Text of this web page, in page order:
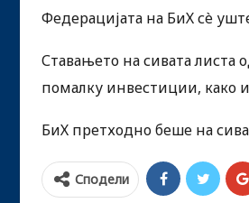
Федерацијата на БиХ сè
Ставањето на сивата листа
помалку инвестиции, како
БиХ претходно беше на
Сподели